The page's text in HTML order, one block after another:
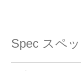
Spec スペ